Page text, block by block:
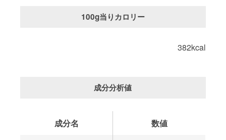
100g当りカロリー
382kcal
成分分析値
成分名 数値